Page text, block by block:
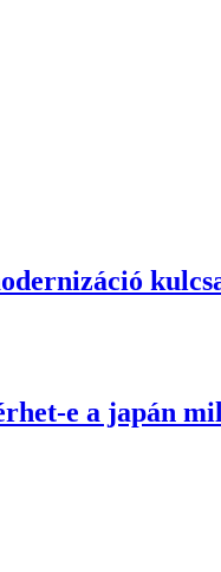
e a japán